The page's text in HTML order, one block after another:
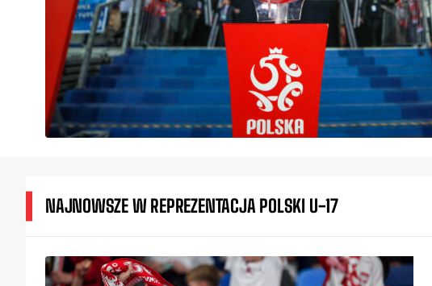
NAJNOWSZE W REPREZENTACJA POLSKI U-17